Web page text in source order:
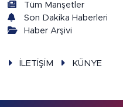
Tüm Manşetler
Son Dakika Haberleri
Haber Arşivi
İLETİŞİM KÜNYE